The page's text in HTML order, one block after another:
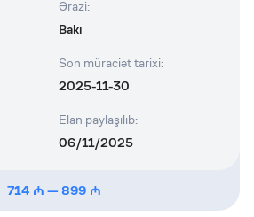
Ərazi:
Bakı
Son müraciət tarixi:
2025-11-30
Elan paylaşılıb:
06/11/2025
714 — 899